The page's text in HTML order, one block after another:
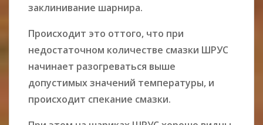
заклинивание шарнира.
Происходит это оттого, что при
недостаточном количестве смазки ШРУС
начинает разогреваться выше
допустимых значений температуры, и
происходит спекание смазки.